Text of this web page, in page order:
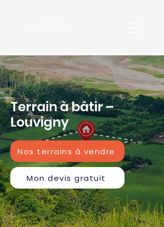
Terrain à bâtir –
Louvigny
Nos terrains à vendre
Mon devis gratuit